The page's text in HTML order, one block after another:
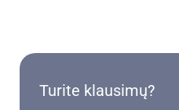
Turite klausimų?